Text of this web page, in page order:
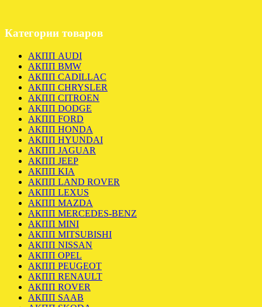
Категории товаров
АКПП AUDI
АКПП BMW
АКПП CADILLAC
АКПП CHRYSLER
АКПП CITROEN
АКПП DODGE
АКПП FORD
АКПП HONDA
АКПП HYUNDAI
АКПП JAGUAR
АКПП JEEP
АКПП KIA
АКПП LAND ROVER
АКПП LEXUS
АКПП MAZDA
АКПП MERCEDES-BENZ
АКПП MINI
АКПП MITSUBISHI
АКПП NISSAN
АКПП OPEL
АКПП PEUGEOT
АКПП RENAULT
АКПП ROVER
АКПП SAAB